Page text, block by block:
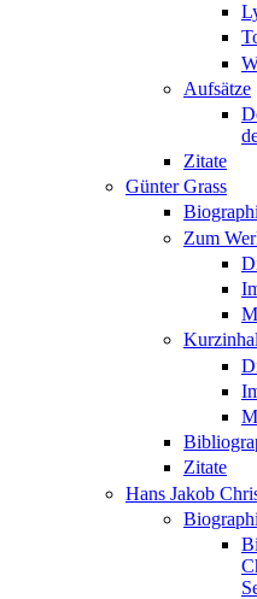
Aufsätze
Zitate
Günter Grass
Zum
Zitate
Hans Jakob